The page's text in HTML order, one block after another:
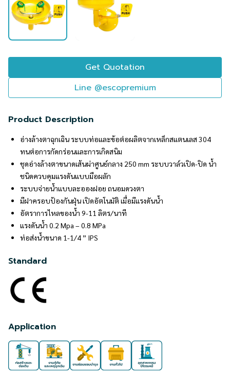
Get Quotation
Line @escopremium
Product Description
อ่างล้างตาฉุกเฉิน ระบบท่อและข้อต่อผลิตจากเหล็กสแตนเลส 304
ทนต่อการกัดกร่อนและการเกิดสนิม
ชุดอ่างล้างตาขนาดเส้นผ่าศูนย์กลาง 250 mm ระบบวาล์วเปิด-ปิด น้ำ
ชนิดควบคุมแรงดันแบบมือผลัก
ระบบจ่ายน้ำแบบละอองฝอย ถนอมดวงตา
มีฝาครอบป้องกันฝุ่น เปิดอัตโนมัติ เมื่อมีแรงดันน้ำ
อัตราการไหลของน้ำ 9-11 ลิตร/นาที
แรงดันน้ำ 0.2 Mpa – 0.8 MPa
ท่อส่งน้ำขนาด 1-1/4 ” IPS
Standard
Application